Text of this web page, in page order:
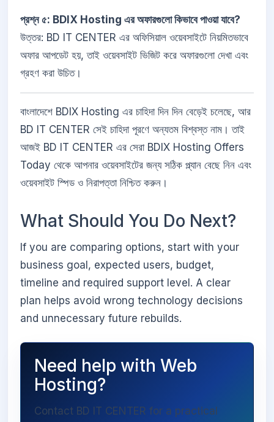
প্রশ্ন ৫: BDIX Hosting এর অফারগুলো কিভাবে পাওয়া যাবে?
উত্তর: BD IT CENTER এর অফিসিয়াল ওয়েবসাইটে নিয়মিতভাবে
অফার আপডেট হয়, তাই ওয়েবসাইট ভিজিট করে অফারগুলো দেখা এবং
গ্রহণ করা উচিত।
বাংলাদেশে BDIX Hosting এর চাহিদা দিন দিন বেড়েই চলেছে, আর
BD IT CENTER সেই চাহিদা পূরণে অন্যতম বিশ্বস্ত নাম। তাই
আজই BD IT CENTER এর সেরা BDIX Hosting Offers
Today থেকে আপনার ওয়েবসাইটের জন্য সঠিক প্ল্যান বেছে নিন এবং
ওয়েবসাইট স্পিড ও নিরাপত্তা নিশ্চিত করুন।
What Should You Do Next?
If you are comparing options, start with your
business goal, expected users, budget,
timeline and required support level. A clear
plan helps avoid wrong technology decisions
and unnecessary future rebuilds.
Need help with Web
Hosting?
Contact BD IT CENTER for a practical